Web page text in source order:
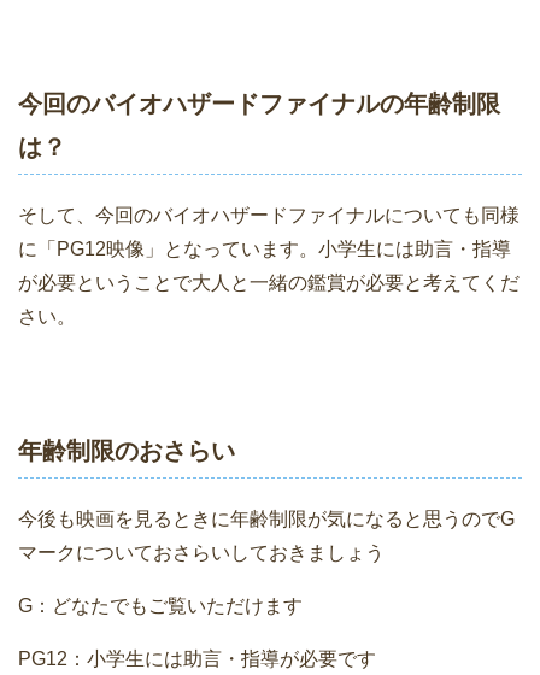
今回のバイオハザードファイナルの年齢制限
は？
そして、今回のバイオハザードファイナルについても同様
に「PG12映像」となっています。小学生には助言・指導
が必要ということで大人と一緒の鑑賞が必要と考えてくだ
さい。
年齢制限のおさらい
今後も映画を見るときに年齢制限が気になると思うのでG
マークについておさらいしておきましょう
G：どなたでもご覧いただけます
PG12：小学生には助言・指導が必要です